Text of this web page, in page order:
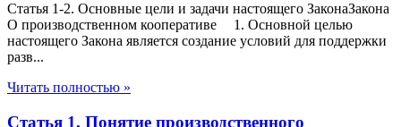
Статья 1-2. Основные цели и задачи настоящего ЗаконаЗакона
О производственном кооперативе 1. Основной целью
настоящего Закона является создание условий для поддержки
разв...
Читать полностью »
Статья 1. Понятие производственного